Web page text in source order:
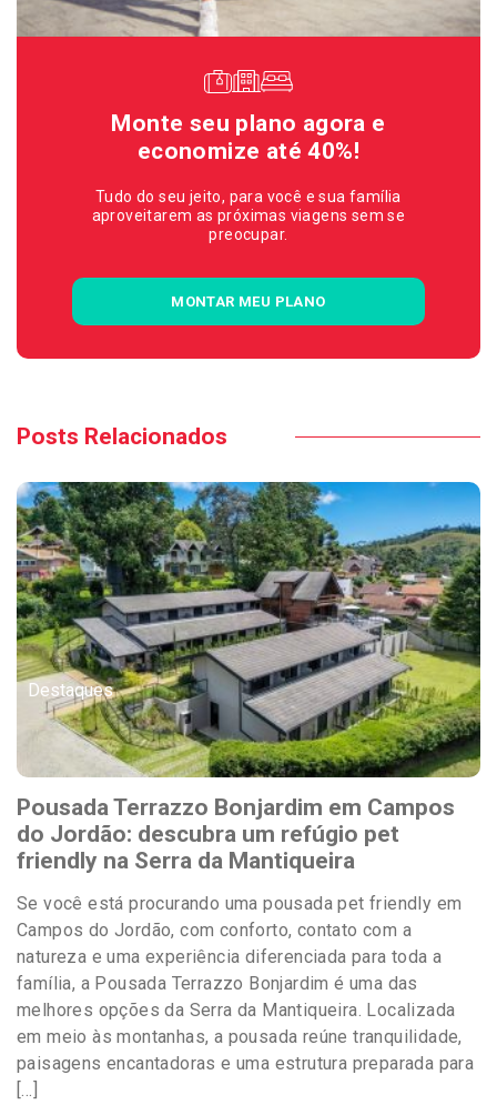
Monte seu plano agora e
economize até 40%!
Tudo do seu jeito, para você e sua família
aproveitarem as próximas viagens sem se
preocupar.
MONTAR MEU PLANO
Posts Relacionados
Destaques
Pousada Terrazzo Bonjardim em Campos
do Jordão: descubra um refúgio pet
friendly na Serra da Mantiqueira
Se você está procurando uma pousada pet friendly em
Campos do Jordão, com conforto, contato com a
natureza e uma experiência diferenciada para toda a
família, a Pousada Terrazzo Bonjardim é uma das
melhores opções da Serra da Mantiqueira. Localizada
em meio às montanhas, a pousada reúne tranquilidade,
paisagens encantadoras e uma estrutura preparada para
[…]